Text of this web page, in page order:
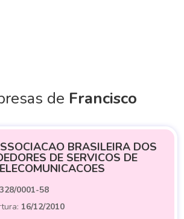
de Francisco
BRASILEIRA DOS
DE SERVICOS DE
0001-58
16/12/2010